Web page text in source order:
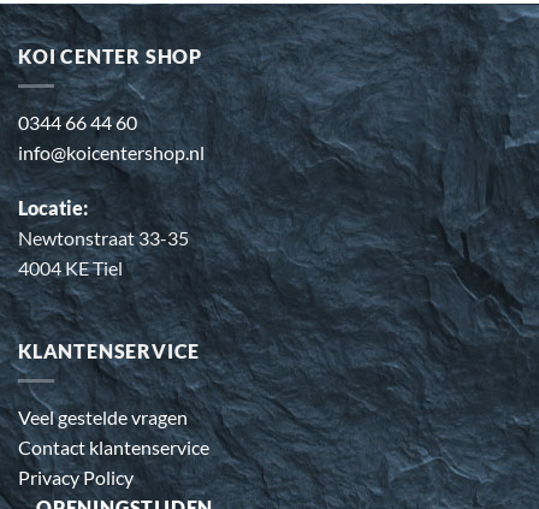
KOI CENTER SHOP
0344 66 44 60
info@koicentershop.nl
Locatie:
Newtonstraat 33-35
4004 KE Tiel
KLANTENSERVICE
Veel gestelde vragen
Contact klantenservice
Privacy Policy